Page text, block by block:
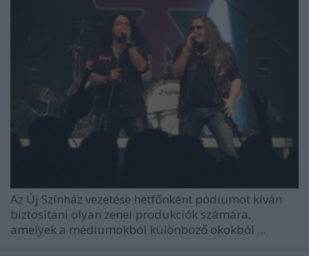
Az Új Színház vezetése hétfőnként pódiumot kíván
biztosítani olyan zenei produkciók számára,
amelyek a médiumokból különböző okokból ...